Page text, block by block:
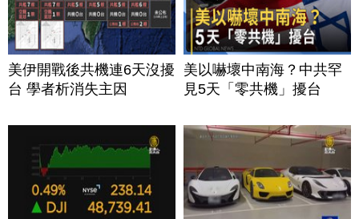
美伊開戰後共機連6天沒擾
台 學者析消失主因
美以嚇壞中南海？中共罕
見5天「零共機」擾台